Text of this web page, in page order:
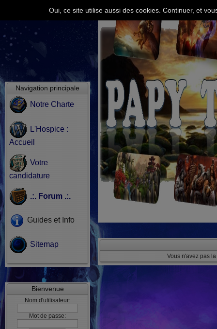
Navigation principale
Notre Charte
L'Hospice :
Accueil
Votre
candidature
.:. Forum .:.
Guides et Info
Sitemap
Bienvenue
Nom d'utilisateur:
Mot de passe:
Vous n'avez pas
Oui, ce site utilise aussi des cookies. Continuer, et